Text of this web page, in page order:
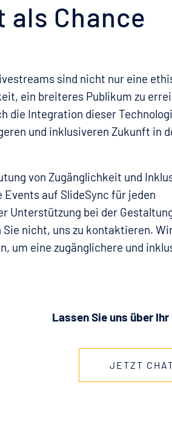
Chance
sind nicht nur eine
ein breiteres Publikum zu
die Integration dieser
und inklusiveren Zukunft in
von Zugänglichkeit und
auf SlideSync für jeden
Unterstützung bei der
nicht, uns zu kontaktieren.
um eine zugänglichere und
Lassen Sie uns über
JETZT